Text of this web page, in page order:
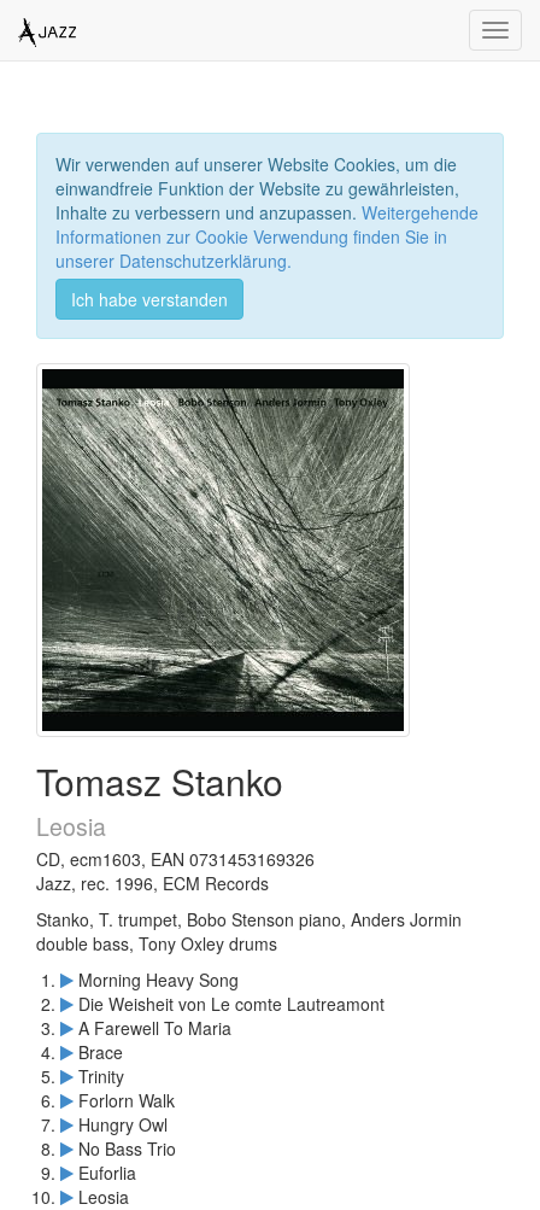
Wir verwenden auf unserer Website Cookies, um die
einwandfreie Funktion der Website zu gewährleisten,
Inhalte zu verbessern und anzupassen. Weitergehende
Informationen zur Cookie Verwendung finden Sie in
unserer Datenschutzerklärung.
Ich habe verstanden
Tomasz Stanko
Leosia
CD, ecm1603, EAN 0731453169326
Jazz, rec. 1996, ECM Records
Stanko, T. trumpet, Bobo Stenson piano, Anders Jormin
double bass, Tony Oxley drums
Morning Heavy Song
Die Weisheit von Le comte Lautreamont
A Farewell To Maria
Brace
Trinity
Forlorn Walk
Hungry Owl
No Bass Trio
Euforlia
Leosia